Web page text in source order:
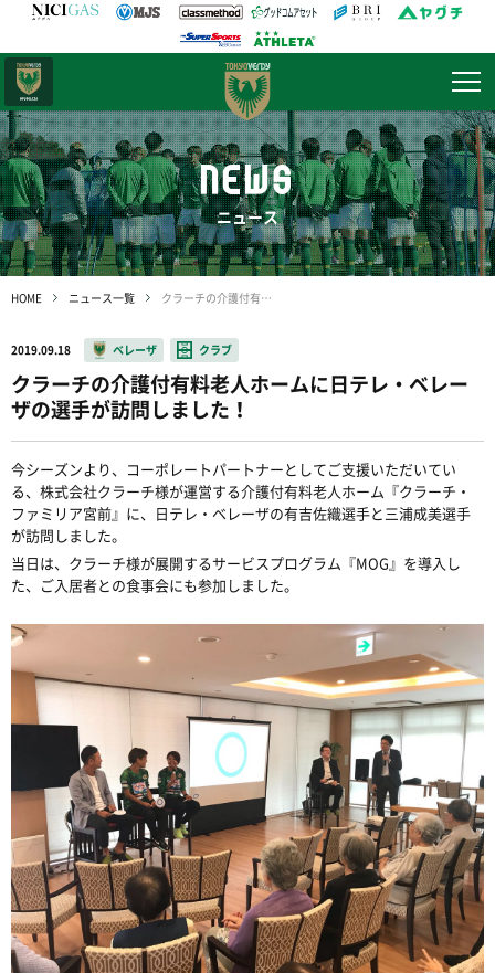
NEWS
ニュース
HOME ニュース一覧 クラーチの介護付有料老人ホームに日テレ・ベレーザの選手が訪問しました！
2019.09.18 ベレーザ クラブ
クラーチの介護付有料老人ホームに日テレ・ベレー
ザの選手が訪問しました！
今シーズンより、コーポレートパートナーとしてご支援いただいてい
る、株式会社クラーチ様が運営する介護付有料老人ホーム『クラーチ・
ファミリア宮前』に、日テレ・ベレーザの有吉佐織選手と三浦成美選手
が訪問しました。
当日は、クラーチ様が展開するサービスプログラム『MOG』を導入し
た、ご入居者との食事会にも参加しました。